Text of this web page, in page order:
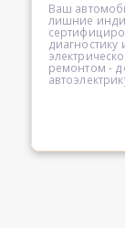
Ваш
лишние
ремонтом -